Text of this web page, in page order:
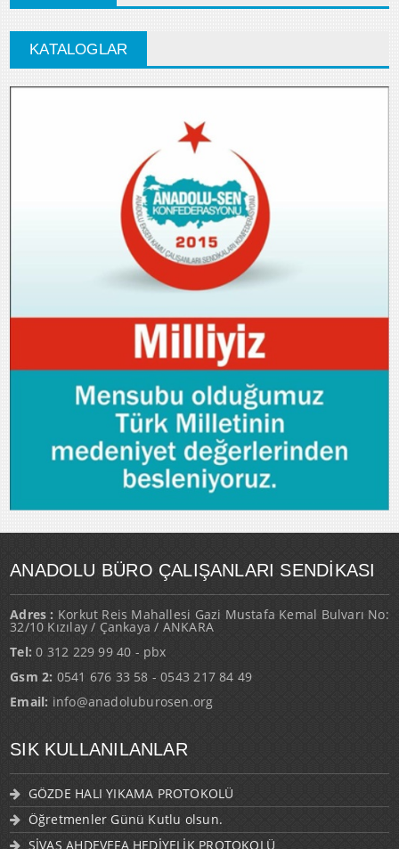
KATALOGLAR
ANADOLU BÜRO ÇALIŞANLARI SENDİKASI
Adres : Korkut Reis Mahallesi Gazi Mustafa Kemal Bulvarı No:
32/10 Kızılay / Çankaya / ANKARA
Tel: 0 312 229 99 40 - pbx
Gsm 2: 0541 676 33 58 - 0543 217 84 49
Email: info@anadoluburosen.org
SIK KULLANILANLAR
GÖZDE HALI YIKAMA PROTOKOLÜ
Öğretmenler Günü Kutlu olsun.
SİVAS AHDEVEFA HEDİYELİK PROTOKOLÜ